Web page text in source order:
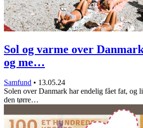
Sol og varme over
og me…
Samfund • 13.05.24
Solen over Danmark har endelig fået fat, og
den tørre…